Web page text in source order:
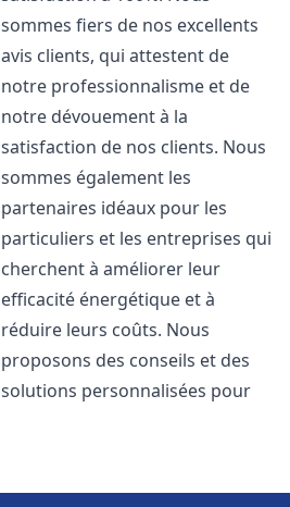
sommes fiers de nos excellents
avis clients, qui attestent de
notre professionnalisme et de
notre dévouement à la
satisfaction de nos clients. Nous
sommes également les
partenaires idéaux pour les
particuliers et les entreprises qui
cherchent à améliorer leur
efficacité énergétique et à
réduire leurs coûts. Nous
proposons des conseils et des
solutions personnalisées pour